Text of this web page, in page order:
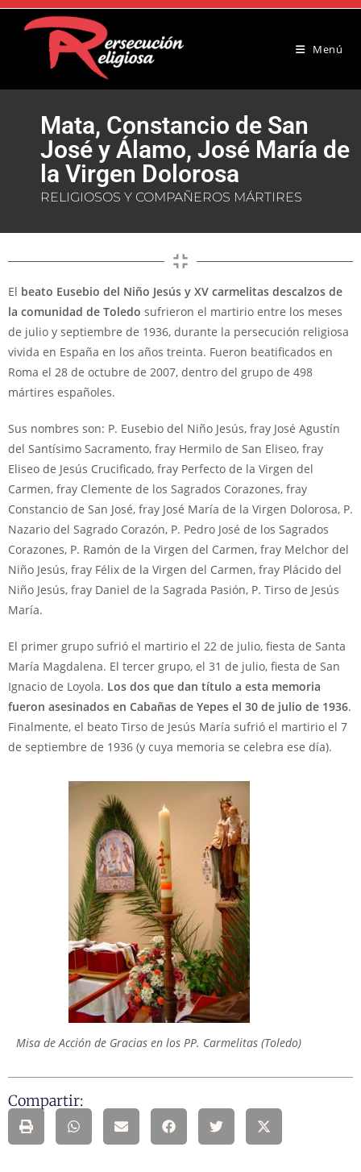
Menú
Mata, Constancio de San
José y Álamo, José María de
la Virgen Dolorosa
RELIGIOSOS Y COMPAÑEROS MÁRTIRES
El beato Eusebio del Niño Jesús y XV carmelitas descalzos de
la comunidad de Toledo sufrieron el martirio entre los meses
de julio y septiembre de 1936, durante la persecución religiosa
vivida en España en los años treinta. Fueron beatificados en
Roma el 28 de octubre de 2007, dentro del grupo de 498
mártires españoles.
Sus nombres son: P. Eusebio del Niño Jesús, fray José Agustín
del Santísimo Sacramento, fray Hermilo de San Eliseo, fray
Eliseo de Jesús Crucificado, fray Perfecto de la Virgen del
Carmen, fray Clemente de los Sagrados Corazones, fray
Constancio de San José, fray José María de la Virgen Dolorosa, P.
Nazario del Sagrado Corazón, P. Pedro José de los Sagrados
Corazones, P. Ramón de la Virgen del Carmen, fray Melchor del
Niño Jesús, fray Félix de la Virgen del Carmen, fray Plácido del
Niño Jesús, fray Daniel de la Sagrada Pasión, P. Tirso de Jesús
María.
El primer grupo sufrió el martirio el 22 de julio, fiesta de Santa
María Magdalena. El tercer grupo, el 31 de julio, fiesta de San
Ignacio de Loyola. Los dos que dan título a esta memoria
fueron asesinados en Cabañas de Yepes el 30 de julio de 1936.
Finalmente, el beato Tirso de Jesús María sufrió el martirio el 7
de septiembre de 1936 (y cuya memoria se celebra ese día).
Misa de Acción de Gracias en los PP. Carmelitas (Toledo)
Compartir: